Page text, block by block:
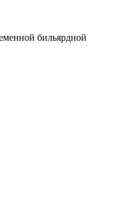
бильярдной